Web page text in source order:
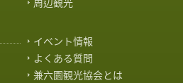
周辺観光
イベント情報
よくある質問
兼六園観光協会とは